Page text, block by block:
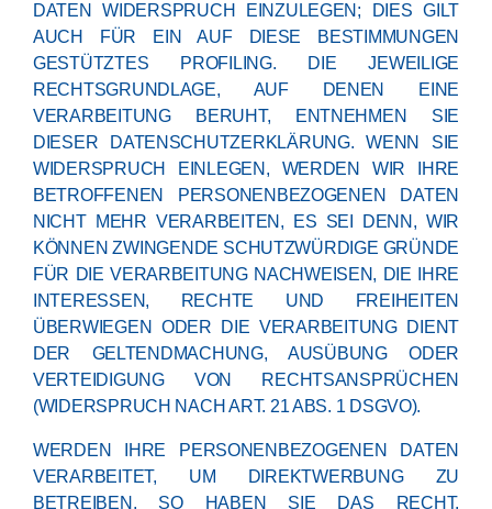
DATEN WIDERSPRUCH EINZULEGEN; DIES GILT
AUCH FÜR EIN AUF DIESE BESTIMMUNGEN
GESTÜTZTES PROFILING. DIE JEWEILIGE
RECHTSGRUNDLAGE, AUF DENEN EINE
VERARBEITUNG BERUHT, ENTNEHMEN SIE
DIESER DATENSCHUTZERKLÄRUNG. WENN SIE
WIDERSPRUCH EINLEGEN, WERDEN WIR IHRE
BETROFFENEN PERSONENBEZOGENEN DATEN
NICHT MEHR VERARBEITEN, ES SEI DENN, WIR
KÖNNEN ZWINGENDE SCHUTZWÜRDIGE GRÜNDE
FÜR DIE VERARBEITUNG NACHWEISEN, DIE IHRE
INTERESSEN, RECHTE UND FREIHEITEN
ÜBERWIEGEN ODER DIE VERARBEITUNG DIENT
DER GELTENDMACHUNG, AUSÜBUNG ODER
VERTEIDIGUNG VON RECHTSANSPRÜCHEN
(WIDERSPRUCH NACH ART. 21 ABS. 1 DSGVO).
WERDEN IHRE PERSONENBEZOGENEN DATEN
VERARBEITET, UM DIREKTWERBUNG ZU
BETREIBEN, SO HABEN SIE DAS RECHT,